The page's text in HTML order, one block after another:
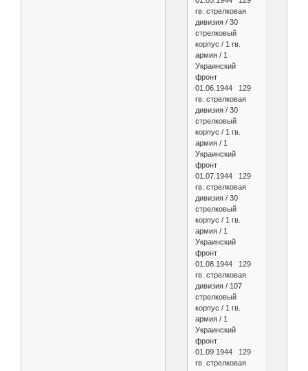
гв. стрелковая
дивизия / 30
стрелковый
корпус / 1 гв.
армия / 1
Украинский
фронт
01.06.1944 129
гв. стрелковая
дивизия / 30
стрелковый
корпус / 1 гв.
армия / 1
Украинский
фронт
01.07.1944 129
гв. стрелковая
дивизия / 30
стрелковый
корпус / 1 гв.
армия / 1
Украинский
фронт
01.08.1944 129
гв. стрелковая
дивизия / 107
стрелковый
корпус / 1 гв.
армия / 1
Украинский
фронт
01.09.1944 129
гв. стрелковая